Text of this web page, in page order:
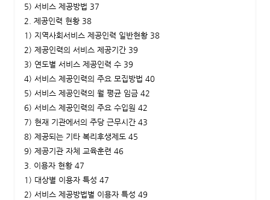
5) 서비스 제공방법 37
2. 제공인력 현황 38
1) 지역사회서비스 제공인력 일반현황 38
2) 제공인력의 서비스 제공기간 39
3) 연도별 서비스 제공인력 수 39
4) 서비스 제공인력의 주요 모집방법 40
5) 서비스 제공인력의 월 평균 임금 42
6) 서비스 제공인력의 주요 수입원 42
7) 현재 기관에서의 주당 근무시간 43
8) 제공되는 기타 복리후생제도 45
9) 제공기관 자체 교육훈련 46
3. 이용자 현황 47
1) 대상별 이용자 특성 47
2) 서비스 제공방법별 이용자 특성 49